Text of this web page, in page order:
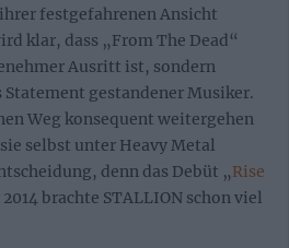
festgefahrenen Ansicht
klar, dass „From The Dead“
Ausritt ist, sondern
gestandener Musiker.
Weg konsequent weitergehen
selbst unter Heavy Metal
denn das Debüt „Rise
2014 brachte STALLION schon viel